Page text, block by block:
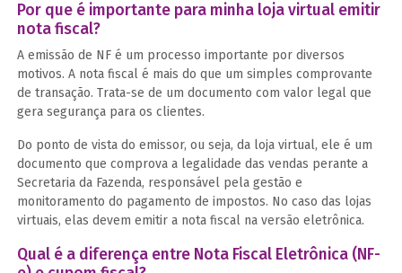
Por que é importante para minha loja virtual emitir
nota fiscal?
A emissão de NF é um processo importante por diversos
motivos. A nota fiscal é mais do que um simples comprovante
de transação. Trata-se de um documento com valor legal que
gera segurança para os clientes.
Do ponto de vista do emissor, ou seja, da loja virtual, ele é um
documento que comprova a legalidade das vendas perante a
Secretaria da Fazenda, responsável pela gestão e
monitoramento do pagamento de impostos. No caso das lojas
virtuais, elas devem emitir a nota fiscal na versão eletrônica.
Qual é a diferença entre Nota Fiscal Eletrônica (NF-